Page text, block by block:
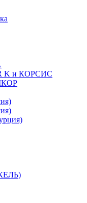
K и КОРСИС